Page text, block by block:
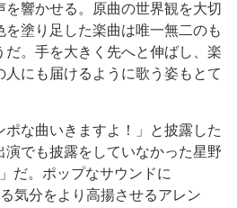
を響かせる。原曲の世界観を大切
塗り足した楽曲は唯一無二のも
。手を大きく先へと伸ばし、楽
にも届けるように歌う姿もとて
な曲いきますよ！」と披露した
でも披露をしていなかった星野
だ。ポップなサウンドに
気分をより高揚させるアレン